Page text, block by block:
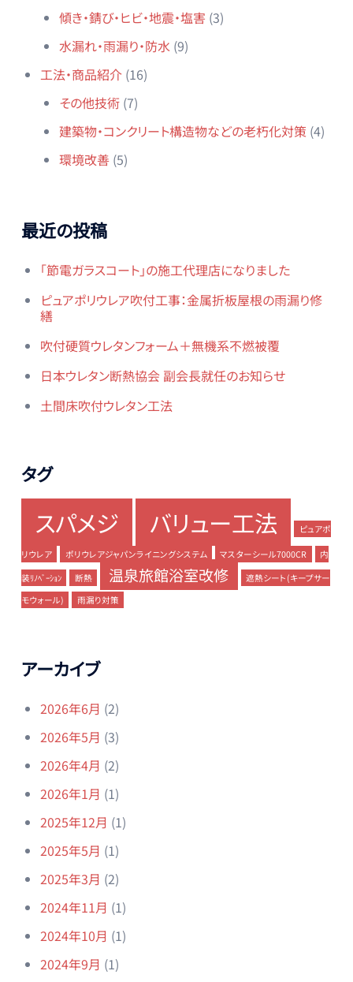
傾き・錆び・ヒビ・地震・塩害 (3)
水漏れ・雨漏り・防水 (9)
工法・商品紹介(16)
その他技術(7)
建築物・コンクリート構造物などの老朽化対策(4)
環境改善(5)
最近の投稿
「節電ガラスコート」の施工代理店になりました
ピュアポリウレア吹付工事：金属折板屋根の雨漏り修
繕
吹付硬質ウレタンフォーム＋無機系不燃被覆
日本ウレタン断熱協会 副会長就任のお知らせ
土間床吹付ウレタン工法
タグ
スパメジ バリュー工法 ピュアポ
リウレア ポリウレアジャパンライニングシステム マスターシール7000CR
内
装ﾘﾉﾍﾞｰｼｮﾝ
断熱 温泉旅館浴室改修
遮熱シート(キープサー
モウォール)
雨漏り対策
アーカイブ
2026年6月 (2)
2026年5月 (3)
2026年4月 (2)
2026年1月 (1)
2025年12月 (1)
2025年5月 (1)
2025年3月 (2)
2024年11月 (1)
2024年10月 (1)
2024年9月 (1)